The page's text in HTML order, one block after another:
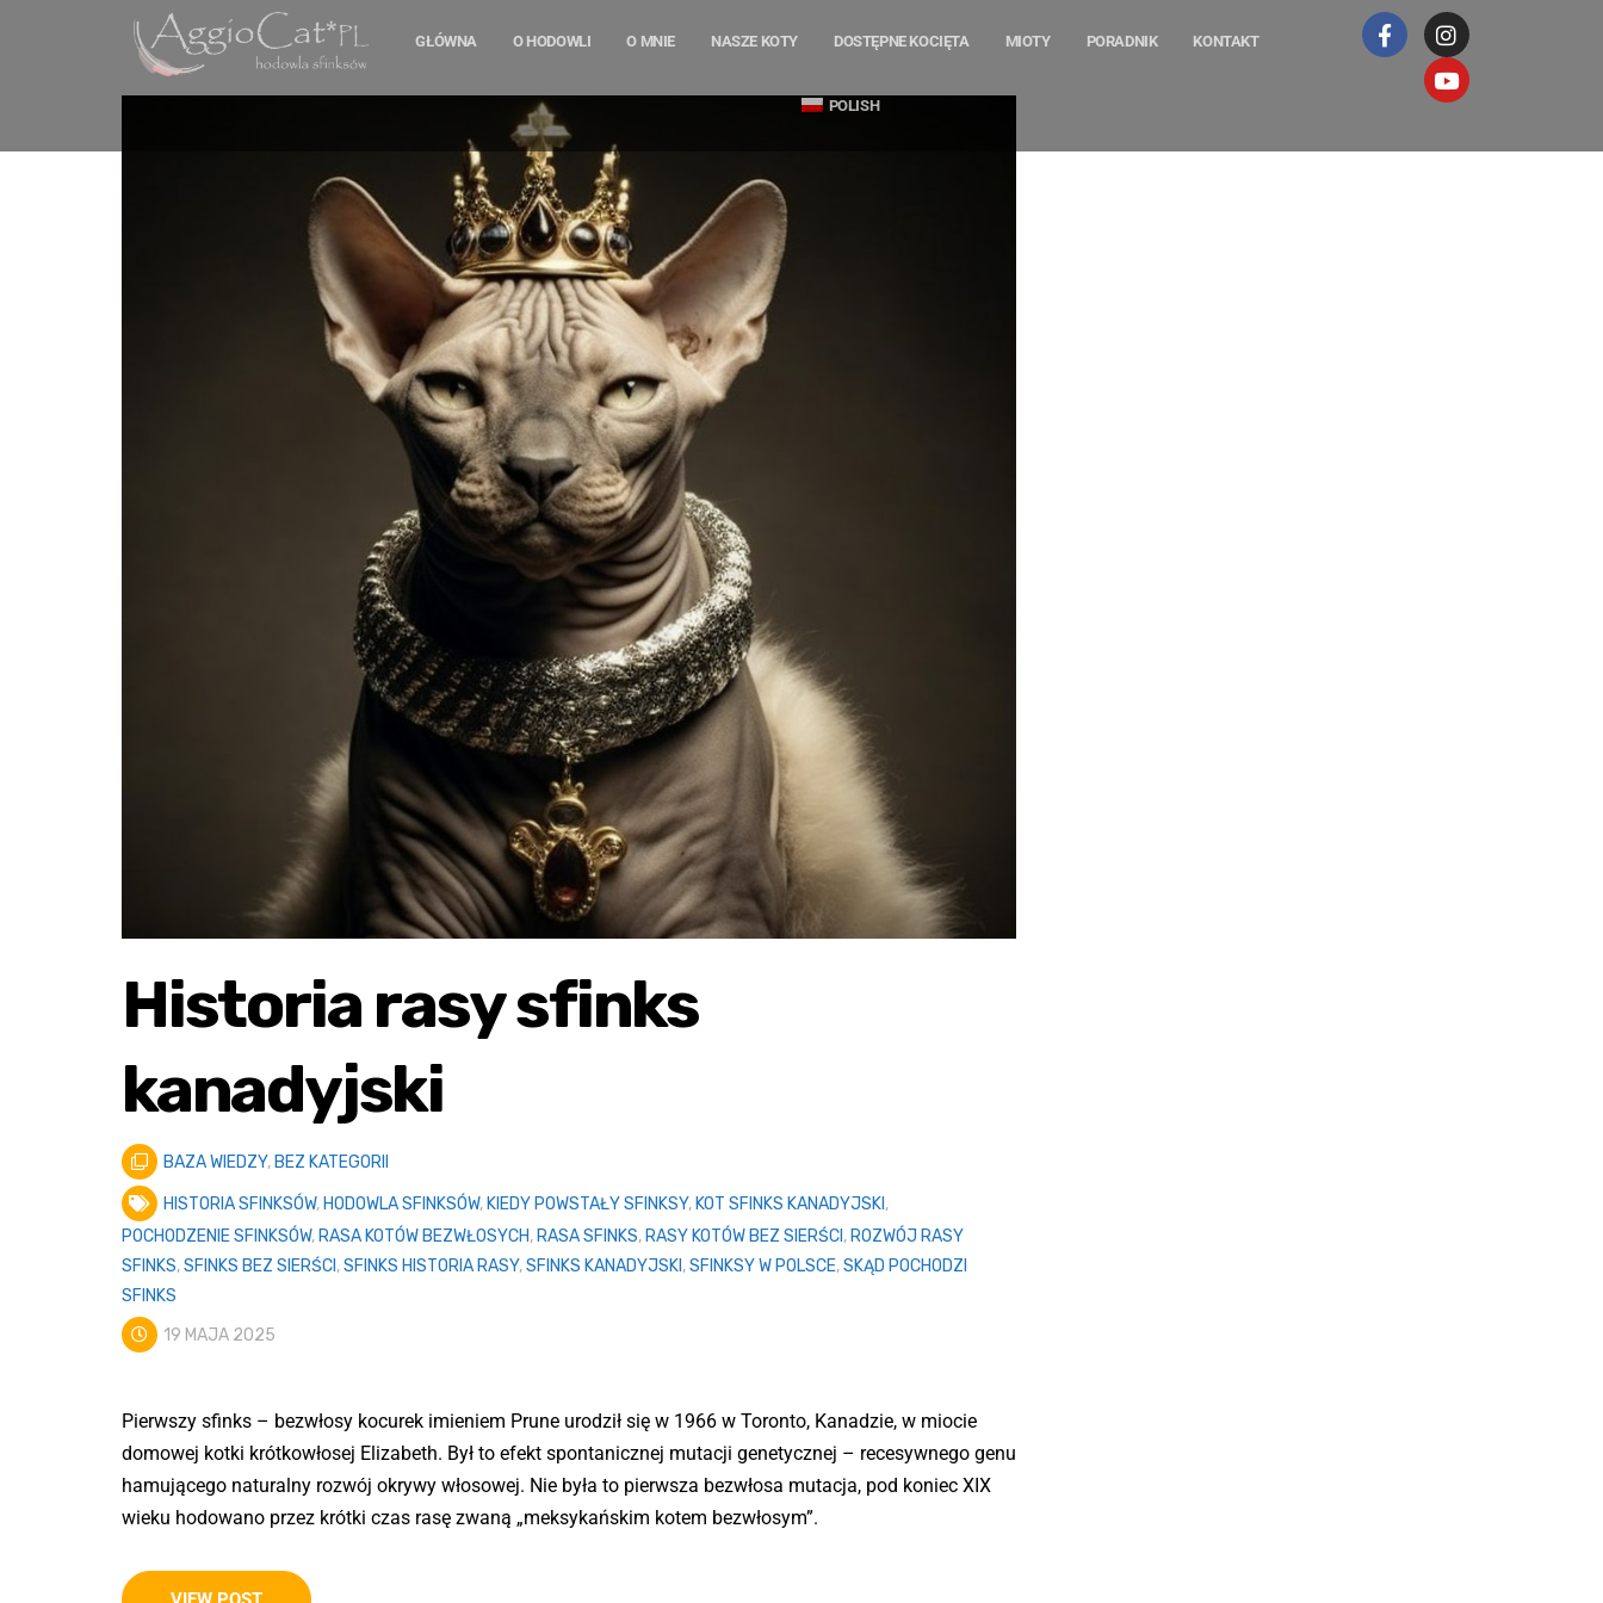
GŁÓWNA O HODOWLI O MNIE NASZE KOTY DOSTĘPNE KOCIĘTA MIOTY PORADNIK KONTAKT
POLISH
Historia rasy sfinks
kanadyjski
BAZA WIEDZY, BEZ KATEGORII
HISTORIA SFINKSÓW, HODOWLA SFINKSÓW, KIEDY POWSTAŁY SFINKSY, KOT SFINKS KANADYJSKI ,
POCHODZENIE SFINKSÓW, RASA KOTÓW BEZWŁOSYCH, RASA SFINKS, RASY KOTÓW BEZ SIERŚCI , ROZWÓJ RASY
SFINKS,SFINKS BEZ SIERŚCI ,SFINKS HISTORIA RASY,SFINKS KANADYJSKI ,SFINKSY W POLSCE,SKĄD POCHODZI
SFINKS
19 MAJA 2025
Pierwszy sfinks – bezwłosy kocurek imieniem Prune urodził się w 1966 w Toronto, Kanadzie, w miocie
domowej kotki krótkowłosej Elizabeth. Był to efekt spontanicznej mutacji genetycznej – recesywnego genu
hamującego naturalny rozwój okrywy włosowej. Nie była to pierwsza bezwłosa mutacja, pod koniec XIX
wieku hodowano przez krótki czas rasę zwaną „meksykańskim kotem bezwłosym”.